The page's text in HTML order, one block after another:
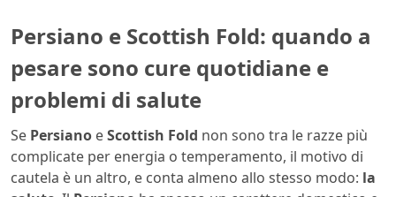
Persiano e Scottish Fold: quando a
pesare sono cure quotidiane e
problemi di salute
Se Persiano eScottish Fold non sono tra le razze più
complicate per energia o temperamento, il motivo di
cautela è un altro, e conta almeno allo stesso modo: la